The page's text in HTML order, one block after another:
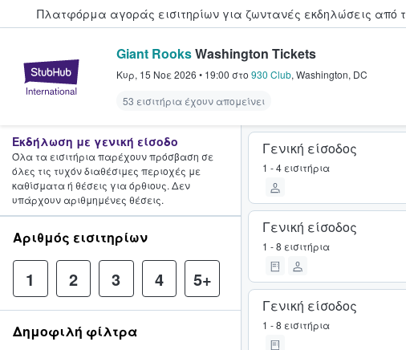
Πλατφόρμα αγοράς εισιτηρίων για ζωντανές εκδηλώσεις από
StubHub - Όπου οι φαν αγοράζουν
Giant RooksWashington Tickets
Κυρ, 15 Νοε 2026 • 19:00 στο 930 Club, Washington, DC
53 εισιτήρια έχουν απομείνει
Γενική είσοδος
1 - 4 εισιτήρια
Γενική είσοδος
1 - 8 εισιτήρια
Γενική είσοδος
1 - 8 εισιτήρια
Εκδήλωση με γενική είσοδο
Όλα τα εισιτήρια παρέχουν πρόσβαση σε
όλες τις τυχόν διαθέσιμες περιοχές με
καθίσματα ή θέσεις για όρθιους. Δεν
υπάρχουν αριθμημένες θέσεις.
Αριθμός εισιτηρίων
1 2 3 4 5+
Δημοφιλή φίλτρα